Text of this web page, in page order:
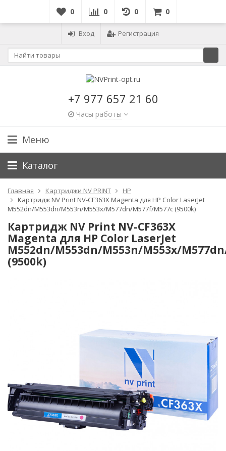
0 0 0 0
Вход Регистрация
+7 977 657 21 60
Часы работы
Меню
Каталог
Главная Картриджи NV PRINT
HP
Картридж NV Print NV-CF363X Magenta для HP Color LaserJet
M552dn/M553dn/M553n/M553x/M577dn/M577f/M577c (9500k)
Картридж NV Print NV-CF363X
Magenta для HP Color LaserJet
M552dn/M553dn/M553n/M553x/
(9500k)